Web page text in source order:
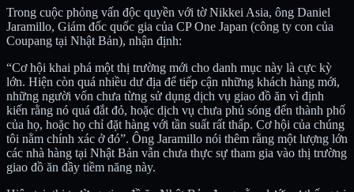
Trong cuộc phỏng vấn độc quyền với tờ Nikkei Asia, ông Daniel
Jaramillo, Giám đốc quốc gia của CP One Japan (công ty con của
Coupang tại Nhật Bản), nhận định:
“Cơ hội khai phá một thị trường mới cho danh mục này là cực kỳ
lớn. Hiện còn quá nhiều dư địa để tiếp cận những khách hàng mới,
những người vốn chưa từng sử dụng dịch vụ giao đồ ăn vì định
kiến rằng nó quá đắt đỏ, hoặc dịch vụ chưa phủ sóng đến thành phố
của họ, hoặc họ chỉ đặt hàng với tần suất rất thấp. Cơ hội của chúng
tôi nằm chính xác ở đó”. Ông Jaramillo nói thêm rằng một lượng lớn
các nhà hàng tại Nhật Bản vẫn chưa thực sự tham gia vào thị trường
giao đồ ăn đầy tiềm năng này.